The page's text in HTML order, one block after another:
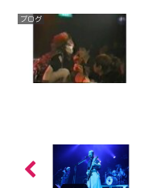
ブログ